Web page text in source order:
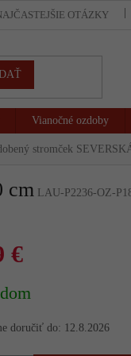
OTÁZKY
Vianočné ozdoby
stromček
cm LAU-P2236-OZ-
€
doručiť do: 12.8.2026